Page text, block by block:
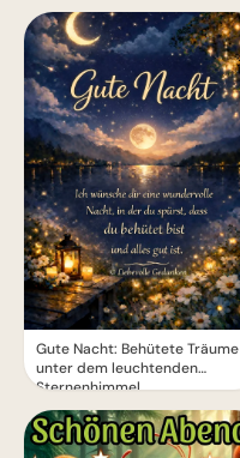
Gute Nacht: Behütete Träume
unter dem leuchtenden
Sternenhimmel